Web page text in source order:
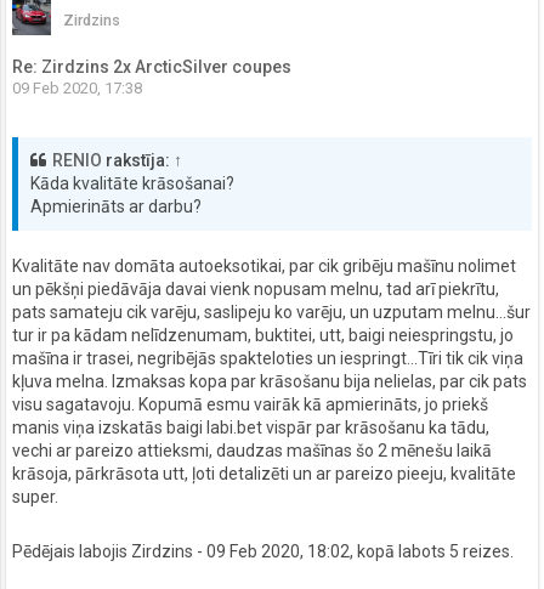
Zirdzins
Re: Zirdzins 2x ArcticSilver coupes
09 Feb 2020, 17:38
RENIO rakstīja: ↑
Kāda kvalitāte krāsošanai?
Apmierināts ar darbu?
Kvalitāte nav domāta autoeksotikai, par cik gribēju mašīnu nolimet
un pēkšņi piedāvāja davai vienk nopusam melnu, tad arī piekrītu,
pats samateju cik varēju, saslipeju ko varēju, un uzputam melnu...šur
tur ir pa kādam nelīdzenumam, buktitei, utt, baigi neiespringstu, jo
mašīna ir trasei, negribējās spakteloties un iespringt...Tīri tik cik viņa
kļuva melna. Izmaksas kopa par krāsošanu bija nelielas, par cik pats
visu sagatavoju. Kopumā esmu vairāk kā apmierināts, jo priekš
manis viņa izskatās baigi labi.bet vispār par krāsošanu ka tādu,
vechi ar pareizo attieksmi, daudzas mašīnas šo 2 mēnešu laikā
krāsoja, pārkrāsota utt, ļoti detalizēti un ar pareizo pieeju, kvalitāte
super.
Pēdējais labojis Zirdzins - 09 Feb 2020, 18:02, kopā labots 5 reizes.